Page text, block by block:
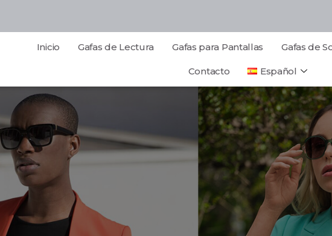
Inicio Gafas de Lectura Gafas para Pantallas Gafas de
Contacto Español